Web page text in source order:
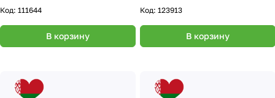
цв.желтый ( с красно
Код: 111644
В корзину
Код: 123913
В корзину